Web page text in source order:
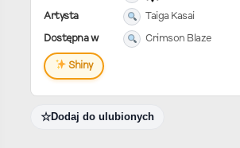
Artysta Taiga Kasai
Dostępna w Crimson Blaze
Shiny
Dodaj do ulubionych